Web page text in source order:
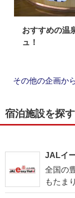
おすすめの温
ュ！
その他の企画か
宿泊施設を探す
JALイ
全国の
もたま